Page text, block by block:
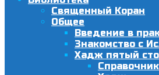
Священный Коран
Общее
Введение в
Знакомство с
Хадж пятый